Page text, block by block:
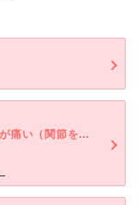
胸痛・肩こり・肩の痛み・首が痛い・手足が痛い（関節を除く）・手足がしびれる